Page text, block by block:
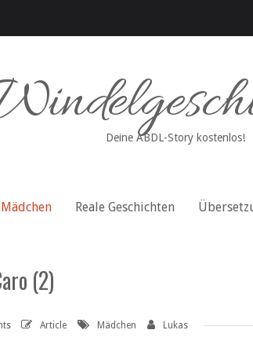
Deine ABDL-Story kostenlos!
Mädchen Reale Geschichten
(2)
Article Mädchen Lukas